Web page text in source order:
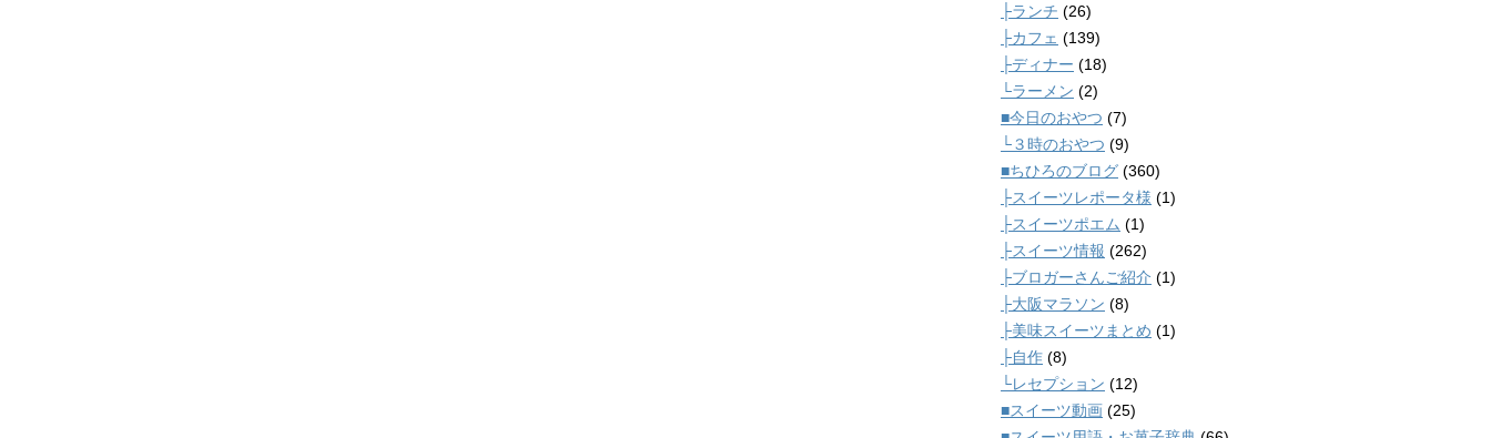
├ランチ (26)
├カフェ (139)
├ディナー (18)
└ラーメン (2)
■今日のおやつ (7)
└３時のおやつ (9)
■ちひろのブログ (360)
├スイーツレポータ様 (1)
├スイーツポエム (1)
├スイーツ情報 (262)
├ブロガーさんご紹介 (1)
├大阪マラソン (8)
├美味スイーツまとめ (1)
├自作 (8)
└レセプション (12)
■スイーツ動画 (25)